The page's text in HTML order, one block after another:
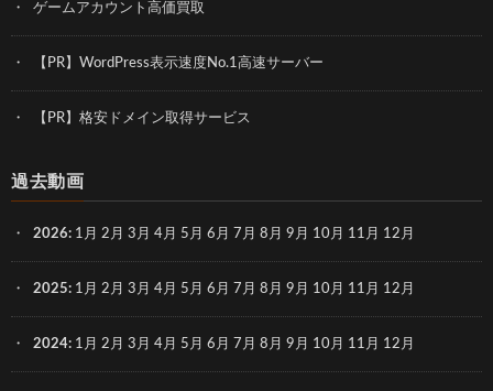
ゲームアカウント高価買取
【PR】WordPress表示速度No.1高速サーバー
【PR】格安ドメイン取得サービス
過去動画
2026: 1月 2月 3月 4月 5月 6月 7月 8月 9月 10月 11月 12月
2025: 1月 2月 3月 4月 5月 6月 7月 8月 9月 10月 11月 12月
2024: 1月 2月 3月 4月 5月 6月 7月 8月 9月 10月 11月 12月